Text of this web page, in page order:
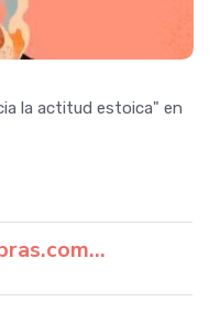
la actitud estoica" en